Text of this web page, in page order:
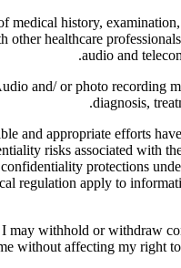
medical history,
other healthcare
audio and
and/ or photo recording
diagnosis,
and appropriate efforts
risks associated with
protections
regulation apply to
may withhold or withdraw
without affecting my right to